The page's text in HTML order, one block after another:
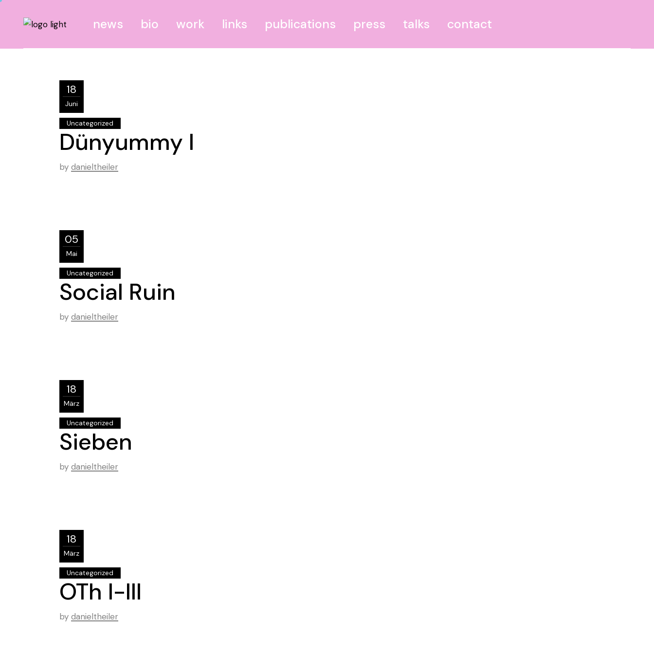
news bio work links publications press talks contact
18
Juni
Uncategorized
Dünyummy I
by danieltheiler
05
Mai
Uncategorized
Social Ruin
by danieltheiler
18
März
Uncategorized
Sieben
by danieltheiler
18
März
Uncategorized
OTh I-III
by danieltheiler